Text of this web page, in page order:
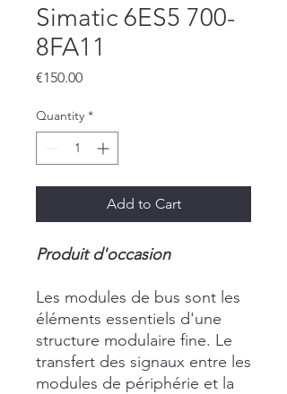
Simatic 6ES5 700-
8FA11
€150.00Price
Quantity *
Add to Cart
Produit d'occasion
Les modules de bus sont les
éléments essentiels d'une
structure modulaire fine. Le
transfert des signaux entre les
modules de périphérie et la